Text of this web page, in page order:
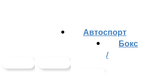
Автоспорт
Бокс
/